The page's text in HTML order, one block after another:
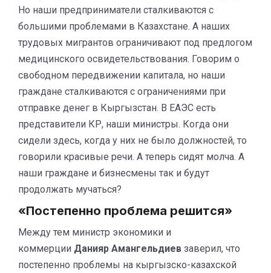
Но наши предприниматели сталкиваются с
большими проблемами в Казахстане. А наших
трудовых мигрантов ограничивают под предлогом
медицинского освидетельствования. Говорим о
свободном передвижении капитала, но наши
граждане сталкиваются с ограничениями при
отправке денег в Кыргызстан. В ЕАЭС есть
представители КР, наши министры. Когда они
сидели здесь, когда у них не было должностей, то
говорили красивые речи. А теперь сидят молча. А
наши граждане и бизнесмены так и будут
продолжать мучаться?
«Постепенно проблема решится»
Между тем министр экономики и
коммерции Данияр Амангельдиев заверил, что
постепенно проблемы на кыргызско-казахской